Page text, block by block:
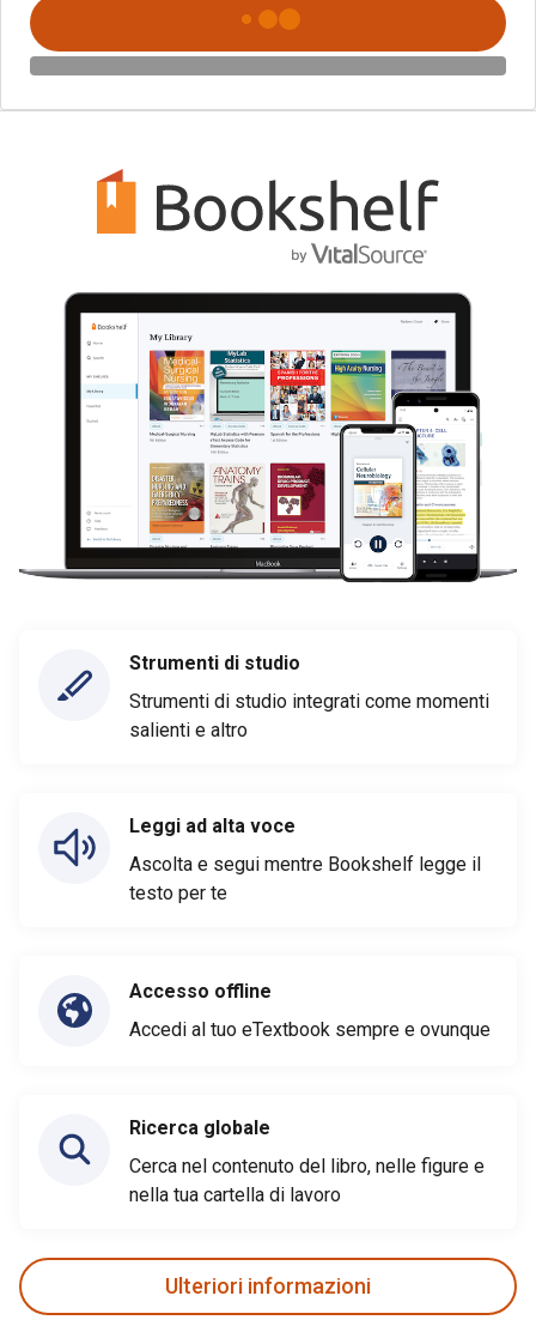
Strumenti di studio
Strumenti di studio integrati come momenti
salienti e altro
Leggi ad alta voce
Ascolta e segui mentre Bookshelf legge il
testo per te
Accesso offline
Accedi al tuo eTextbook sempre e ovunque
Ricerca globale
Cerca nel contenuto del libro, nelle figure e
nella tua cartella di lavoro
Ulteriori informazioni